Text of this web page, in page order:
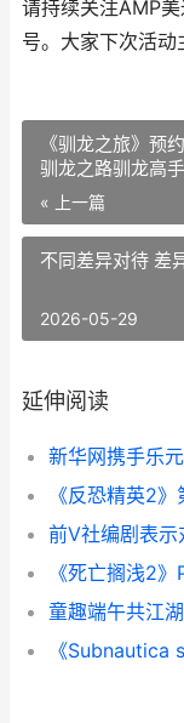
请持续关注AMP
号。大家下次活动
《驯龙之旅》预
驯龙之路驯龙高
« 上一篇
不同差异对待 差
2026-05-29
延伸阅读
新华网携手乐
童趣端午共江
《